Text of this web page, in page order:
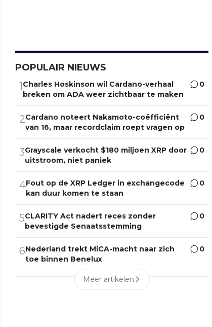
POPULAIR NIEUWS
1Charles Hoskinson wil Cardano-verhaal
breken om ADA weer zichtbaar te maken
0
2Cardano noteert Nakamoto-coëfficiënt
van 16, maar recordclaim roept vragen op
0
3Grayscale verkocht $180 miljoen XRP door
uitstroom, niet paniek
0
4Fout op de XRP Ledger in exchangecode
kan duur komen te staan
0
5CLARITY Act nadert reces zonder
bevestigde Senaatsstemming
0
6Nederland trekt MiCA-macht naar zich
toe binnen Benelux
0
Meer artikelen